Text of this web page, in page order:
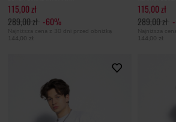
115,00 zł
289,00 zł -60%
Najniższa cena z 30 dni przed obniżką
144,00 zł
115,00 zł
289,00 zł
Najniższa
144,00 zł